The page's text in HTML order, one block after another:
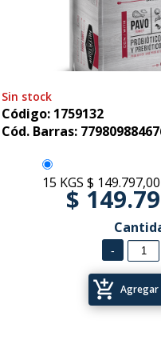
Sin stock
Código: 1759132
Cód. Barras:
15 KGS $ 149.797,00
$
add_shopping_cart Agregar